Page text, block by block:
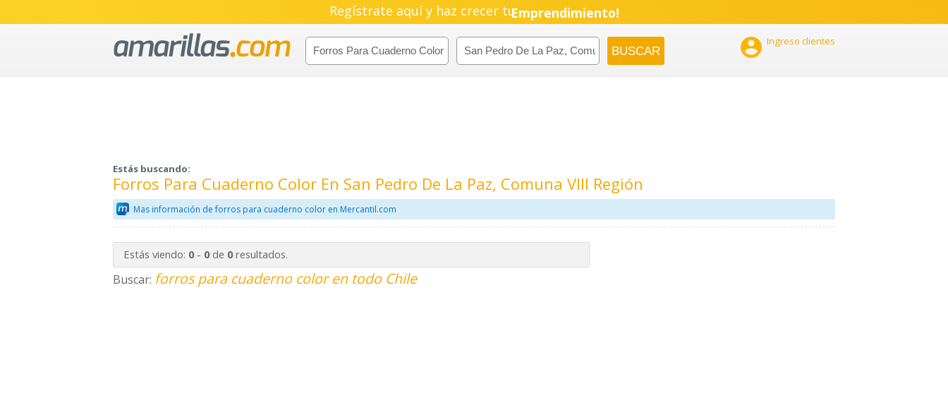
Regístrate aquí y haz crecer tuEmprendimiento!
 Ingreso clientes
Estás buscando:
Forros Para Cuaderno Color En San Pedro De La Paz, Comuna VIII Región
Mas información de forros para cuaderno color en Mercantil.com
Estás viendo: 0- 0de 0resultados.
Buscar: forros para cuaderno color en todo Chile